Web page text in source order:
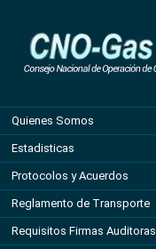
Quienes Somos
Estadisticas
Protocolos y Acuerdos
Reglamento de Transporte
Requisitos Firmas Auditoras